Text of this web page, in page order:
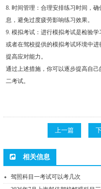
8. 时间管理：合理安排练习时间，
息，避免过度疲劳影响练习效果。
9. 模拟考试：进行模拟考试是检验
或者在驾校提供的模拟考试环境中
提高应对能力。
通过上述措施，你可以逐步提高自
二考试。
上一篇
相关信息
驾照科目一考试可以考几次